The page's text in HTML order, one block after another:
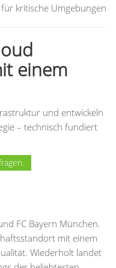
kritische Umgebungen
einem
und entwickeln
– technisch fundiert
FC Bayern München.
mit einem
Wiederholt landet